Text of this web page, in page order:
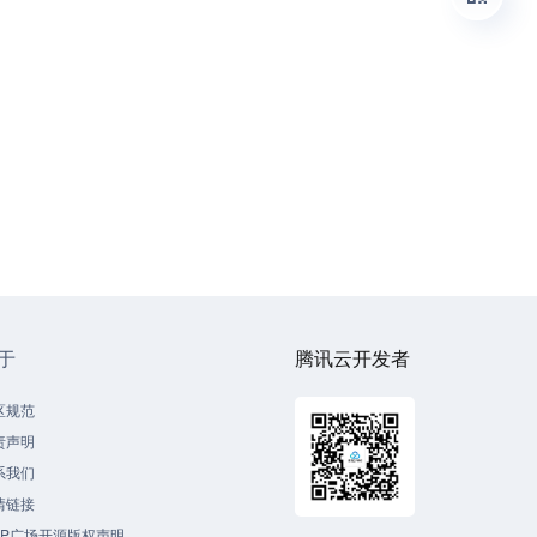
规范
声明
我们
链接
腾讯云开发者